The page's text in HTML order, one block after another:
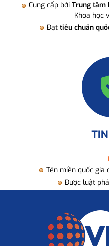
Cung cấp bởi Trung tâm
Khoa học
Đạt tiêu chuẩn
Tên miền quốc gia
Được luật